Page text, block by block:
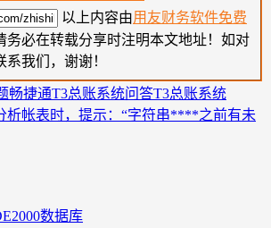
以上内容由用友财务软件免费
务必在转载分享时注明本文地址！如对
我们，谢谢！
畅捷通T3总账系统问答T3总账系统
析帐表时，提示：“字符串****之前有未
数据库